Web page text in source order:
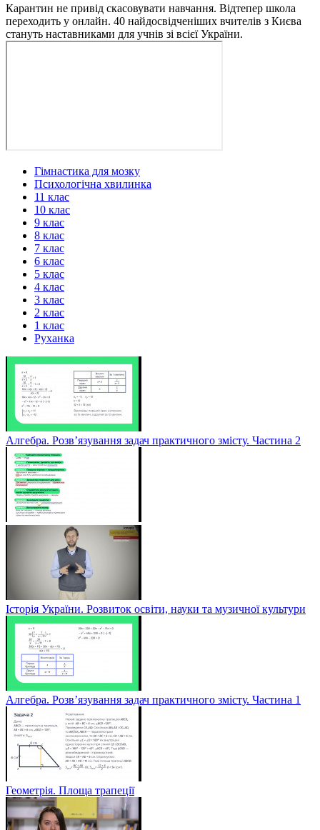
Карантин не привід скасовувати навчання. Відтепер школа
переходить у онлайн. 40 найдосвідченіших вчителів з Києва
стануть наставниками для учнів зі всієї України.
Гімнастика для мозку
Психологічна хвилинка
11 клас
10 клас
9 клас
8 клас
7 клас
6 клас
5 клас
4 клас
3 клас
2 клас
1 клас
Руханка
Алгебра. Розв’язування задач практичного змісту. Частина 2
Історія України. Розвиток освіти, науки та музичної культури
Алгебра. Розв’язування задач практичного змісту. Частина 1
Геометрія. Площа трапеції